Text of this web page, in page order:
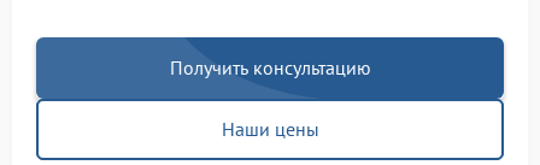
Получить консультацию
Наши цены